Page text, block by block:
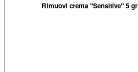
Rimuovi crema "Sensitive" 5 gr